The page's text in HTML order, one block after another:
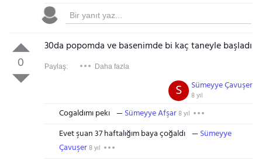
0
30da popomda ve basenimde bi kaç taneyle başladı
Paylaş: Daha fazla
Sümeyye Çavuşer
8 yıl
S
Cogaldımı pekı Sümeyye Afşar8 yıl
Evet şuan 37 haftalığım baya çoğaldı
Sümeyye
Çavuşer8 yıl